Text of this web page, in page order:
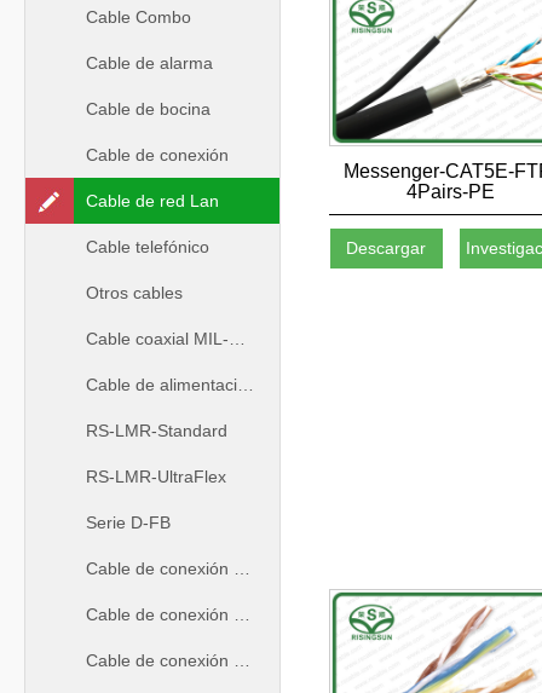
Cable Combo
Cable de alarma
Cable de bocina
Cable de conexión
Cable de red Lan
Cable telefónico
Otros cables
RS-LMR-Standard
RS-LMR-UltraFlex
Serie D-FB
Messenger-CAT5E-
4Pairs-PE
Descargar